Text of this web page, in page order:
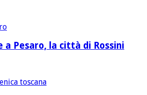
a Pesaro, la città di Rossini